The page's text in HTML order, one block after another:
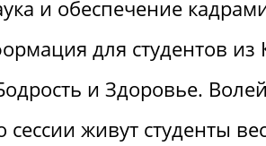
и обеспечение
для студентов из
и Здоровье.
сессии живут студенты